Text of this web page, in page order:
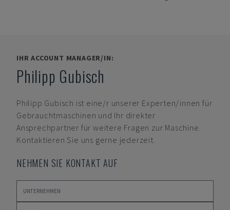
IHR ACCOUNT MANAGER/IN:
Philipp Gubisch
Philipp Gubisch ist eine/r unserer Experten/innen für
Gebrauchtmaschinen und Ihr direkter
Ansprechpartner für weitere Fragen zur Maschine.
Kontaktieren Sie uns gerne jederzeit.
NEHMEN SIE KONTAKT AUF